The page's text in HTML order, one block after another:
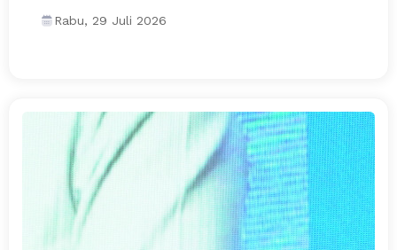
Rabu, 29 Juli 2026